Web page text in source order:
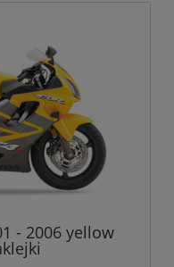
- 2006 yellow